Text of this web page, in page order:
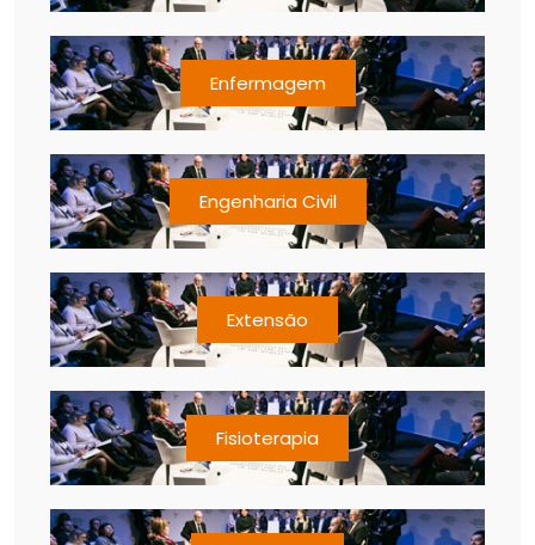
Enfermagem
Engenharia Civil
Extensão
Fisioterapia